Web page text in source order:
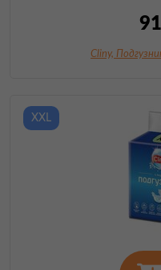
Cliny,
XXL